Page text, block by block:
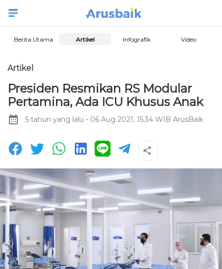
Berita Utama Artikel Infografik Video
Artikel
Presiden Resmikan RS Modular
Pertamina, Ada ICU Khusus Anak
5 tahun yang lalu - 06 Aug 2021, 15:34 WIB ArusBaik